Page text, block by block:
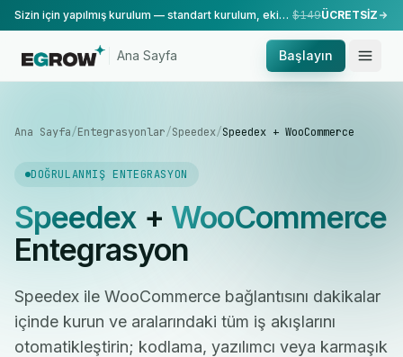
Sizin için yapılmış kurulum — standart kurulum, ekibimiz tarafından yapılır. $149ÜCRETSİZ
Ana Sayfa Başlayın
Ana Sayfa/Entegrasyonlar/Speedex/Speedex + WooCommerce
DOĞRULANMIŞ ENTEGRASYON
Speedex+ WooCommerce
Entegrasyon
Speedex ile WooCommerce bağlantısını dakikalar
içinde kurun ve aralarındaki tüm iş akışlarını
otomatikleştirin; kodlama, yazılımcı veya karmaşık